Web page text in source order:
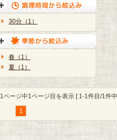
30分（1）
春（1）
夏（1）
1ページ中1ページ目を表示 [ 1-1件目/1件
1